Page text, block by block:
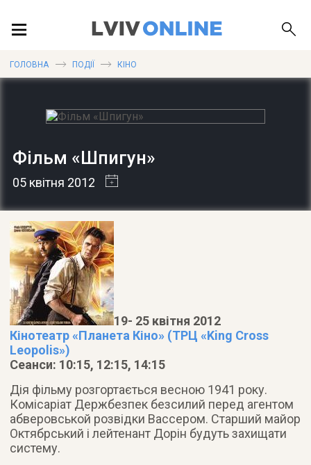
ДОВІДКА
ГОЛОВНА ПОДІЇ КІНО
Фільм «Шпигун»
05 квітня 2012
19- 25 квітня 2012
Кінотеатр «Планета Кіно» (ТРЦ «King Cross
Leopolis»)
Сеанси: 10:15, 12:15, 14:15
Дія фільму розгортається весною 1941 року.
Комісаріат Держбезпек безсилий перед агентом
абверовськой розвідки Вассером. Старший майор
Октябрський і лейтенант Дорін будуть захищати
систему.